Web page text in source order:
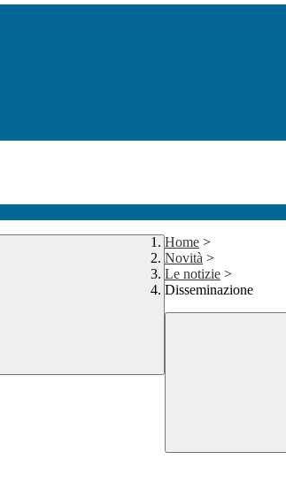
Home >
Novità >
Le notizie >
Disseminazione